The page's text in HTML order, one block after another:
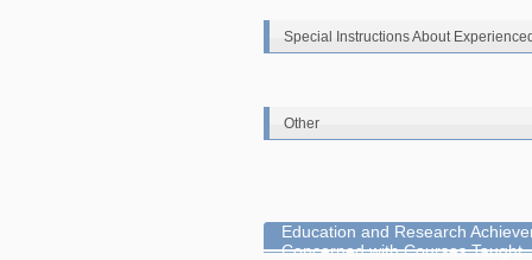
Special Instructions About
Other
Education and Research
Concerned with Courses Taught